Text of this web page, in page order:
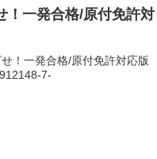
！一発合格/原付免許対
！一発合格/原付免許対応版
7-